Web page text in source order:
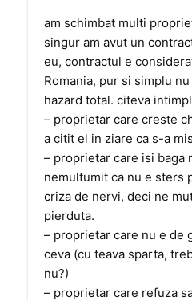
am schimbat multi
singur am avut un
eu, contractul e
Romania, pur si simplu
hazard total. citeva
– proprietar care creste
a citit el in ziare ca s-a
– proprietar care isi baga
nemultumit ca nu e sters
criza de nervi, deci ne
pierduta.
– proprietar care nu e de
ceva (cu teava sparta,
nu?)
– proprietar care refuza